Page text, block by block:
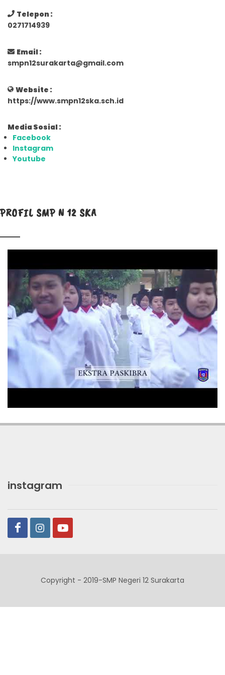
Telepon :
0271714939
Email :
smpn12surakarta@gmail.com
Website :
https://www.smpn12ska.sch.id
Media Sosial :
Facebook
Instagram
Youtube
PROFIL SMP N 12 SKA
instagram
Copyright - 2019-SMP Negeri 12 Surakarta